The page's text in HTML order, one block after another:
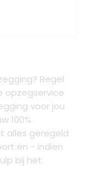
Regel
opzegservice
voor jou
100%
alles geregeld
en - indien
bij het